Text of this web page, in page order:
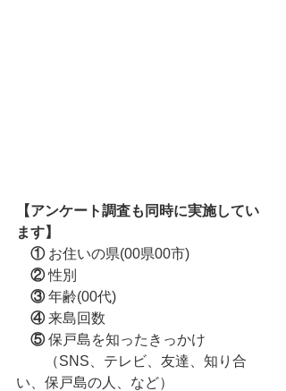
【アンケート調査も同時に実施してい
ます】
① お住いの県(00県00市)
② 性別
③ 年齢(00代)
④ 来島回数
⑤ 保戸島を知ったきっかけ
（SNS、テレビ、友達、知り合
い、保戸島の人、など）